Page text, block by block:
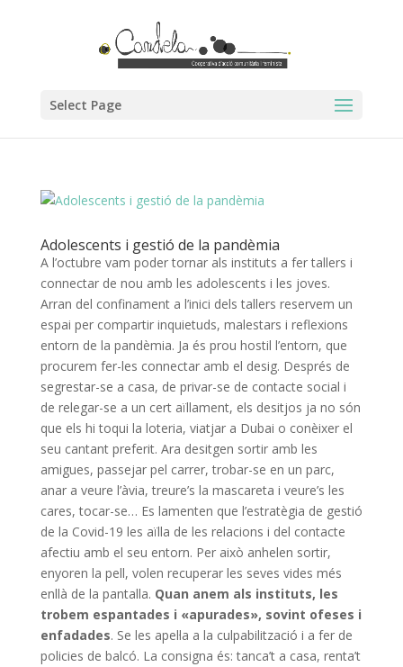
Select Page
Adolescents i gestió de la pandèmia
A l’octubre vam poder tornar als instituts a fer tallers i
connectar de nou amb les adolescents i les joves.
Arran del confinament a l’inici dels tallers reservem un
espai per compartir inquietuds, malestars i reflexions
entorn de la pandèmia. Ja és prou hostil l’entorn, que
procurem fer-les connectar amb el desig. Després de
segrestar-se a casa, de privar-se de contacte social i
de relegar-se a un cert aïllament, els desitjos ja no són
que els hi toqui la loteria, viatjar a Dubai o conèixer el
seu cantant preferit. Ara desitgen sortir amb les
amigues, passejar pel carrer, trobar-se en un parc,
anar a veure l’àvia, treure’s la mascareta i veure’s les
cares, tocar-se… Es lamenten que l’estratègia de gestió
de la Covid-19 les aïlla de les relacions i del contacte
afectiu amb el seu entorn. Per això anhelen sortir,
enyoren la pell, volen recuperar les seves vides més
enllà de la pantalla. Quan anem als instituts, les
trobem espantades i «apurades», sovint ofeses i
enfadades. Se les apel·la a la culpabilització i a fer de
policies de balcó. La consigna és: tanca’t a casa, renta’t